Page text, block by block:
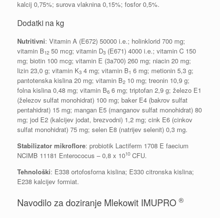
kalcij 0,75%; surova vlaknina 0,15%; fosfor 0,5%.
Dodatki na kg
Nutritivni: Vitamin A (E672) 50000 i.e.; holinklorid 700 mg;
vitamin B12 50 mcg; vitamin D3 (E671) 4000 i.e.; vitamin C 150
mg; biotin 100 mcg; vitamin E (3a700) 260 mg; niacin 20 mg;
lizin 23,0 g; vitamin K3 4 mg; vitamin B1 6 mg; metionin 5,3 g;
pantotenska kislina 20 mg; vitamin B2 10 mg; treonin 10,9 g;
folna kislina 0,48 mg; vitamin B6 6 mg; triptofan 2,9 g; železo E1
(železov sulfat monohidrat) 100 mg; baker E4 (bakrov sulfat
pentahidrat) 15 mg; mangan E5 (manganov sulfat monohidrat) 80
mg; jod E2 (kalcijev jodat, brezvodni) 1,2 mg; cink E6 (cinkov
sulfat monohidrat) 75 mg; selen E8 (natrijev selenit) 0,3 mg.
Stabilizator mikroflore: probiotik Lactiferm 1708 E faecium
NCIMB 11181 Enterococus – 0,8 x 1010 CFU.
Tehnološki: E338 ortofosforna kislina; E330 citronska kislina;
E238 kalcijev formiat.
Navodilo za doziranje Mlekowit IMUPRO ®